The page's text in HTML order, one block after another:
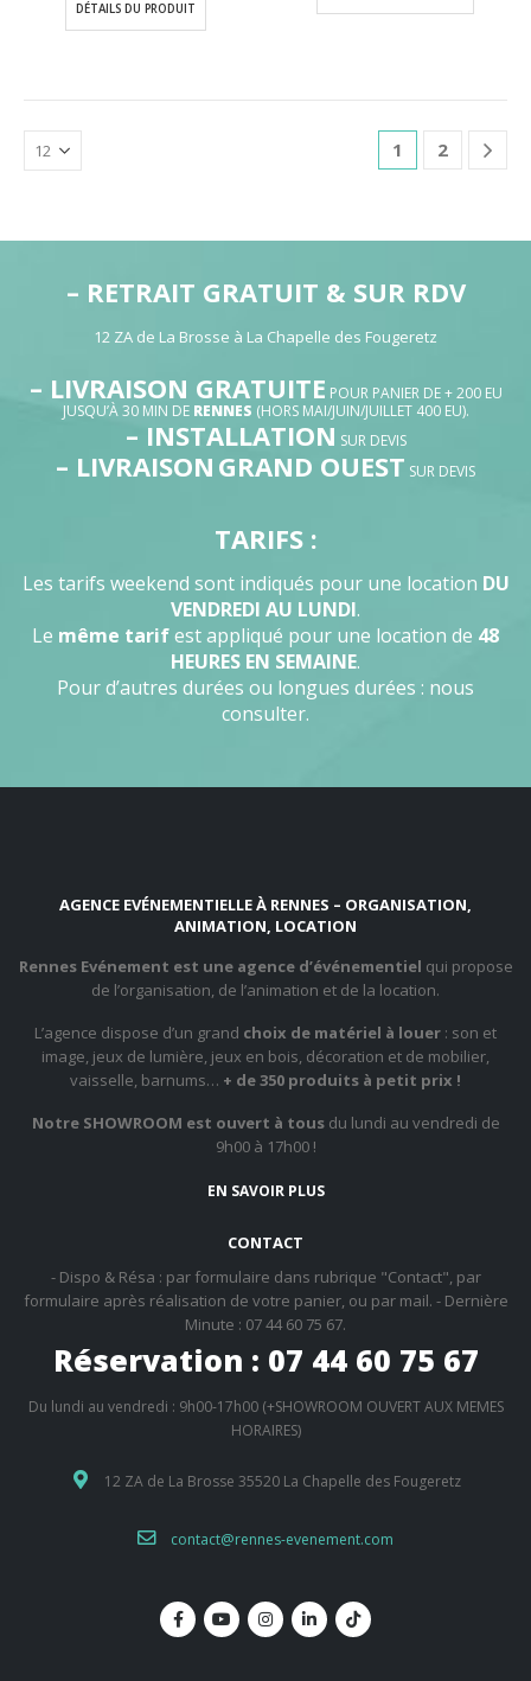
10,00€
à
DÉTAILS DU PRODUIT
1 2
– RETRAIT GRATUIT & SUR RDV
12 ZA de La Brosse à La Chapelle des Fougeretz
– LIVRAISON GRATUITE POUR PANIER DE + 200 EU
JUSQU’À 30 MIN DE RENNES (HORS MAI/JUIN/JUILLET 400 EU).
– INSTALLATION SUR DEVIS
– LIVRAISON GRAND OUEST SUR DEVIS
TARIFS :
Les tarifs weekend sont indiqués pour une location DU
VENDREDI AU LUNDI.
Le même tarifest appliqué pour une location de 48
HEURES EN SEMAINE.
Pour d’autres durées ou longues durées : nous
consulter.
AGENCE EVÉNEMENTIELLE À RENNES – ORGANISATION,
ANIMATION, LOCATION
Rennes Evénement est une agence d’événementiel qui propose
de l’organisation, de l’animation et de la location.
L’agence dispose d’un grand choix de matériel à louer : son et
image, jeux de lumière, jeux en bois, décoration et de mobilier,
vaisselle, barnums… + de 350 produits à petit prix !
Notre SHOWROOM est ouvert à tousdu lundi au vendredi de
9h00 à 17h00 !
EN SAVOIR PLUS
CONTACT
- Dispo & Résa : par formulaire dans rubrique "Contact", par
formulaire après réalisation de votre panier, ou par mail. - Dernière
Minute : 07 44 60 75 67.
Réservation : 07 44 60 75 67
Du lundi au vendredi : 9h00-17h00 (+SHOWROOM OUVERT AUX MEMES
HORAIRES)
12 ZA de La Brosse 35520 La Chapelle des Fougeretz
contact@rennes-evenement.com